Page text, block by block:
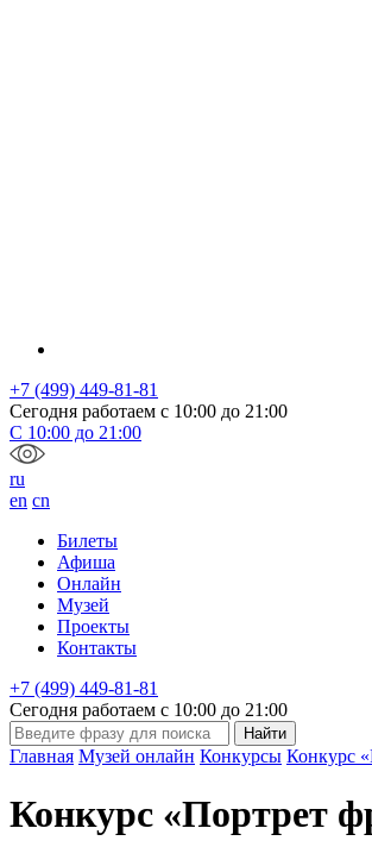
+7 (499) 449-81-81
Сегодня работаем с 10:00 до 21:00
С 10:00 до 21:00
ru
en cn
Билеты
Афиша
Онлайн
Музей
Проекты
Контакты
+7 (499) 449-81-81
Сегодня работаем с 10:00 до 21:00
Главная Музей онлайн Конкурсы Конкурс
Конкурс «Портрет